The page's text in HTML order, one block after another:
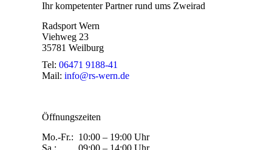
Ihr kompetenter Partner rund ums Zweirad
Radsport Wern
Viehweg 23
35781 Weilburg
Tel: 06471 9188-41
Mail: info@rs-wern.de
Öffnungszeiten
Mo.-Fr.: 10:00 – 19:00 Uhr
Sa.: 09:00 – 14:00 Uhr